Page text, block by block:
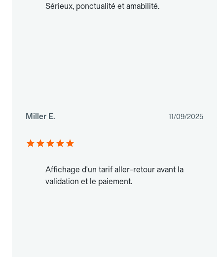
Sérieux, ponctualité et amabilité.
Miller E. 11/09/2025
Affichage d'un tarif aller-retour avant la
validation et le paiement.